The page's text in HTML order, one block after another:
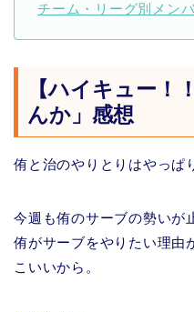
チーム・リーグ別メン
【ハイキュー！
んか」感想
侑と治のやりとりはやっぱ
今週も侑のサーブの勢いが
侑がサーブをやりたい理由
こいいから。